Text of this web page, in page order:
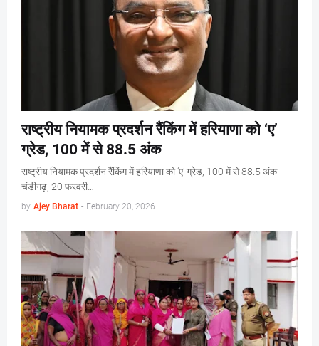
राष्ट्रीय नियामक प्रदर्शन रैंकिंग में हरियाणा को ‘ए’
ग्रेड, 100 में से 88.5 अंक
राष्ट्रीय नियामक प्रदर्शन रैंकिंग में हरियाणा को ‘ए’ ग्रेड, 100 में से 88.5 अंक
चंडीगढ़, 20 फरवरी…
by Ajey Bharat - February 20, 2026